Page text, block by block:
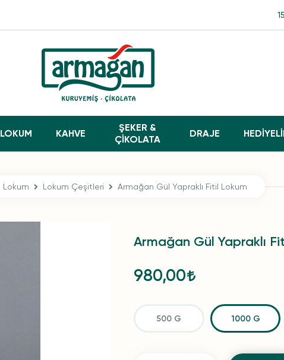
LOKUM KAHVE
ŞEKER &
ÇİKOLATA
DRAJE
Lokum Lokum Çeşitleri Armağan Gül Yapraklı Fitil Lokum
Armağan Gül Yapraklı
980,00
500 G 1000 G